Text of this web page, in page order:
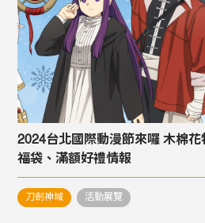
2024台北國際動漫節來囉 木棉
福袋、滿額好禮情報
刀劍神域 活動展覽